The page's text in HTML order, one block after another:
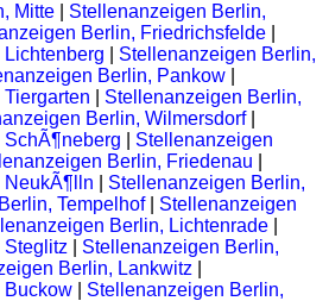
Mitte
Stellenanzeigen Berlin,
Berlin, Friedrichsfelde
Stellenanzeigen Berlin,
Berlin, Pankow
Stellenanzeigen Berlin,
Berlin, Wilmersdorf|
Stellenanzeigen
Berlin, Friedenau
NeukÃ¶lln
Stellenanzeigen Berlin,
Tempelhof| Stellenanzeigen
Berlin, Lichtenrade
Stellenanzeigen Berlin,
Berlin, Lankwitz
Buckow
Stellenanzeigen Berlin,